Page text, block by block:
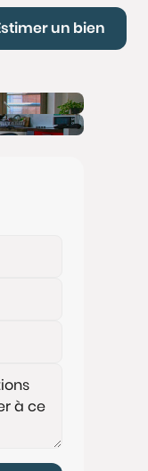
un bien